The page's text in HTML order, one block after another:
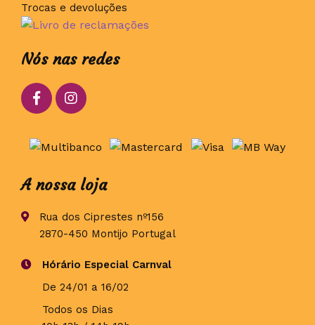
Trocas e devoluções
Nós nas redes
A nossa loja
Rua dos Ciprestes nº156
2870-450 Montijo Portugal
Hórário Especial Carnval
De 24/01 a 16/02
Todos os Dias